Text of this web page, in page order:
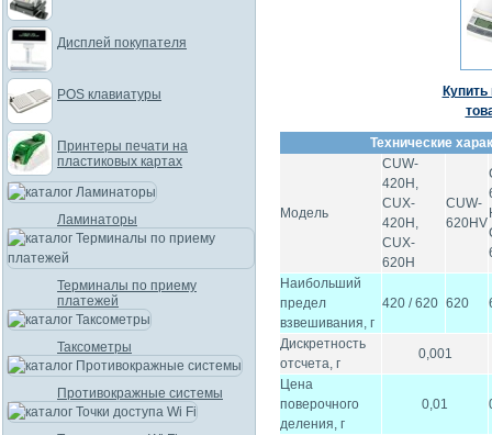
Технические
Модель
CUW-
420H,
CUX-
420H,
CUX-
620H
CUW-
620HV
Наибольший
предел
взвешивания, г
420 / 620 620
Дискретность
отсчета, г
0,001
Цена
поверочного
деления, г
0,01
Дисплей покупателя
POS клавиатуры
Принтеры печати на
пластиковых картах
Ламинаторы
Терминалы по приему
платежей
Таксометры
Противокражные системы